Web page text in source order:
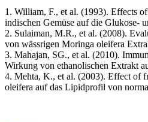
1. William, F., et al. (1993). Effects
indischen Gemüse auf die Glukose-
2. Sulaiman, M.R., et al. (2008).
von wässrigen Moringa oleifera
3. Mahajan, SG., et al. (2010).
Wirkung von ethanolischen Extrakt
4. Mehta, K., et al. (2003). Effect of
oleifera auf das Lipidprofil von